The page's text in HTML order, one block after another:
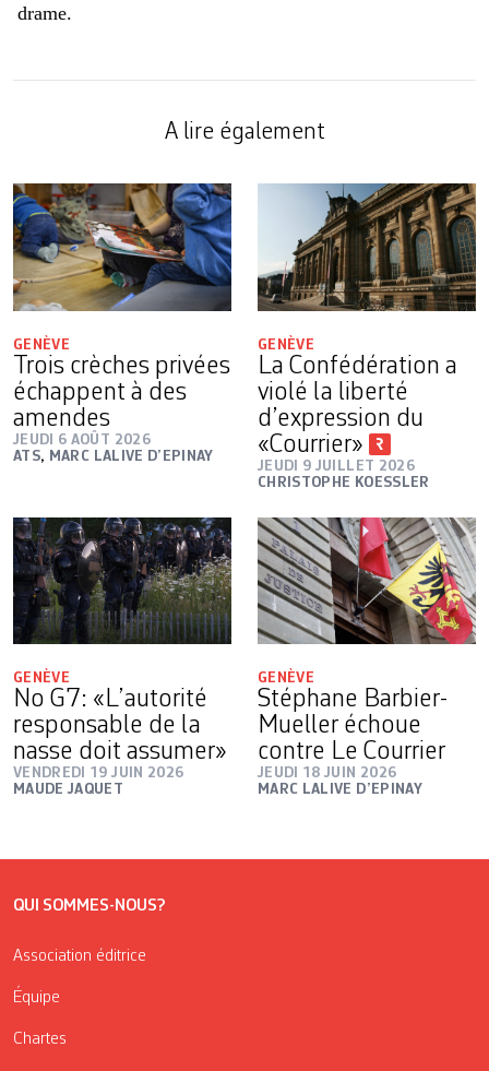
drame.
A lire également
GENÈVE
Trois crèches privées
échappent à des
amendes
JEUDI 6 AOÛT 2026
ATS, MARC LALIVE D’EPINAY
GENÈVE
La Confédération a
violé la liberté
d’expression du
«Courrier»
JEUDI 9 JUILLET 2026
CHRISTOPHE KOESSLER
GENÈVE
No G7: «L’autorité
responsable de la
nasse doit assumer»
VENDREDI 19 JUIN 2026
MAUDE JAQUET
GENÈVE
Stéphane Barbier-
Mueller échoue
contre Le Courrier
JEUDI 18 JUIN 2026
MARC LALIVE D’EPINAY
QUI SOMMES-NOUS?
Association éditrice
Équipe
Chartes